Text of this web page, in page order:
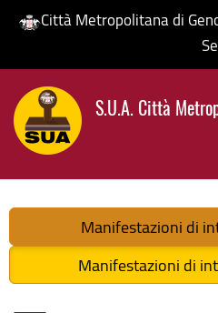
Salta
contenuto
principale
Città Metropolitana di
S.U.A. Città
Manifestazioni di
Manifestazioni di